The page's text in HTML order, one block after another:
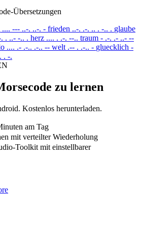
Übersetzungen
.... --- ..-. ..-. - frieden ..-. .-. .. . -.. . glaube
. ..- -.. . herz .... . .-. --.. traum - .-. .- ..- --
.... .- .-.. .-.. -- welt .-- . .-.. - gluecklich -
. -.
zu lernen
Kostenlos herunterladen.
am Tag
mit verteilter Wiederholung
Toolkit mit einstellbarer